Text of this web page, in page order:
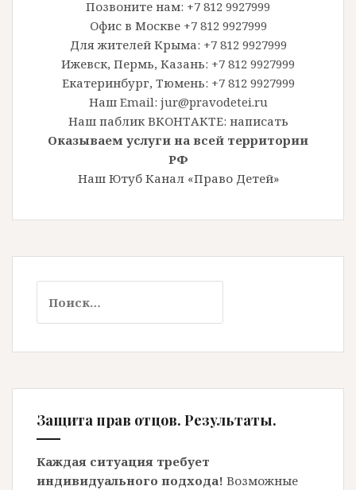
Позвоните нам: +7 812 9927999
Офис в Москве +7 812 9927999
Для жителей Крыма: +7 812 9927999
Ижевск, Пермь, Казань: +7 812 9927999
Екатеринбург, Тюмень: +7 812 9927999
Наш Email: jur@pravodetei.ru
Наш паблик ВКОНТАКТЕ: написать
Оказываем услуги на всей территории
РФ
Наш Ютуб Канал «Право Детей»
Защита прав отцов. Результаты.
Каждая ситуация требует
индивидуального подхода! Возможные